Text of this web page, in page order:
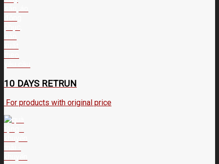
10 DAYS RETRUN
For products with original price